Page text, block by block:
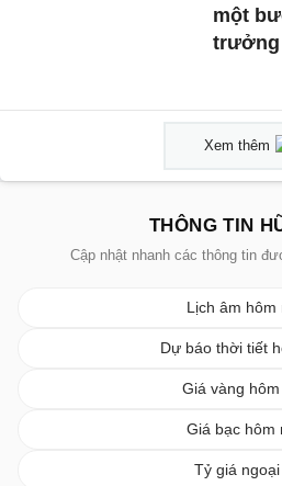
một
trưởng
Xem thêm
THÔNG TIN
Cập nhật nhanh các thông tin
Lịch âm hôm
Dự báo thời tiết
Giá vàng
Giá bạc hôm
Tỷ giá